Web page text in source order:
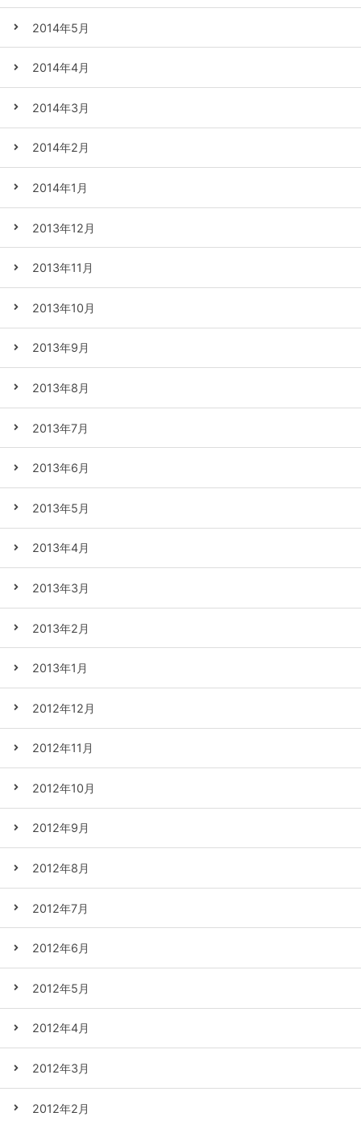
2014年5月
2014年4月
2014年3月
2014年2月
2014年1月
2013年12月
2013年11月
2013年10月
2013年9月
2013年8月
2013年7月
2013年6月
2013年5月
2013年4月
2013年3月
2013年2月
2013年1月
2012年12月
2012年11月
2012年10月
2012年9月
2012年8月
2012年7月
2012年6月
2012年5月
2012年4月
2012年3月
2012年2月